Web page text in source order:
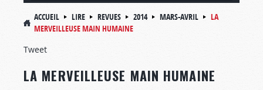
ACCUEIL LIRE REVUES 2014 MARS-AVRIL
LA
MERVEILLEUSE MAIN HUMAINE
Tweet
LA MERVEILLEUSE MAIN HUMAINE